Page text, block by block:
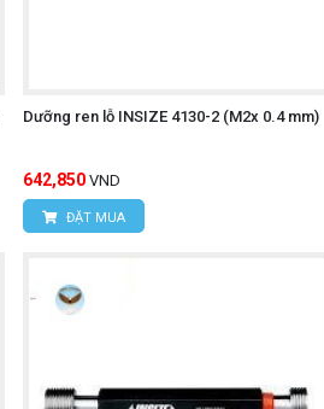
Dưỡng ren lỗ INSIZE 4130-2 (M2x 0.4 mm)
642,850 VND
ĐẶT MUA